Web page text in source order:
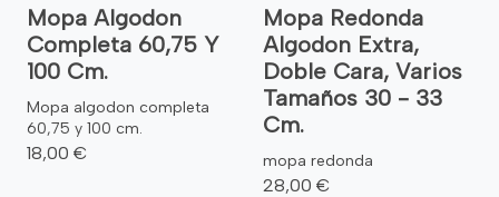
Mopa Algodon
Completa 60,75 Y
100 Cm.
Mopa algodon completa
60,75 y 100 cm.
18,00 €
Mopa Redonda
Algodon Extra,
Doble Cara, Varios
Tamaños 30 - 33
Cm.
mopa redonda
28,00 €